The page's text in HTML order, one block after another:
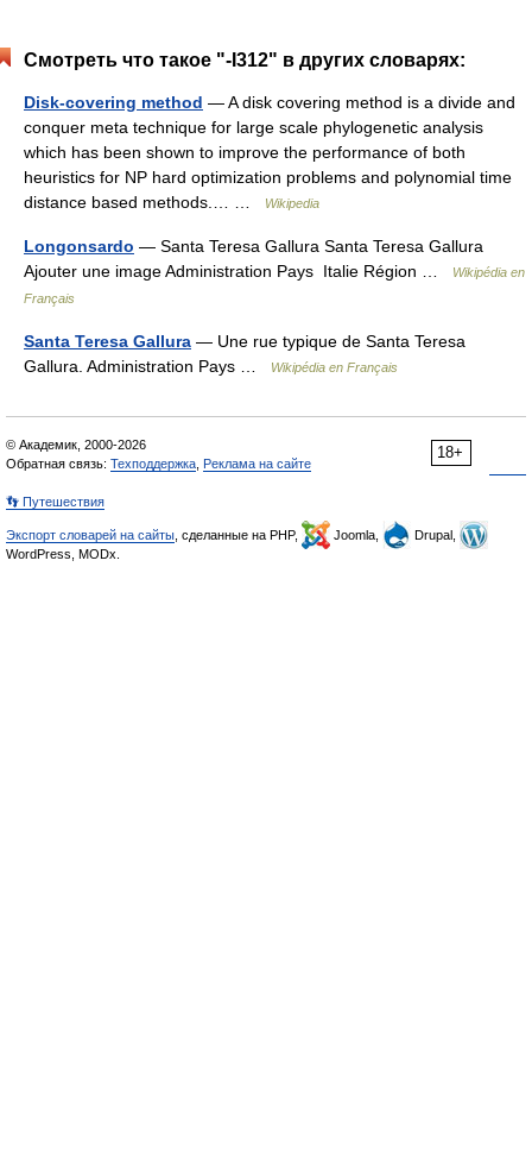
Смотреть что такое "-I312" в других словарях:
Disk-covering method — A disk covering method is a divide and
conquer meta technique for large scale phylogenetic analysis
which has been shown to improve the performance of both
heuristics for NP hard optimization problems and polynomial time
distance based methods.… …
Wikipedia
Longonsardo — Santa Teresa Gallura Santa Teresa Gallura
Ajouter une image Administration Pays Italie Région …
Wikipédia en
Français
Santa Teresa Gallura — Une rue typique de Santa Teresa
Gallura. Administration Pays …
Wikipédia en Français
18+
© Академик, 2000-2026
Обратная связь: Техподдержка Реклама на сайте
👣 Путешествия
Экспорт словарей на сайты , сделанные на PHP, Joomla,
Drupal,
WordPress, MODx.